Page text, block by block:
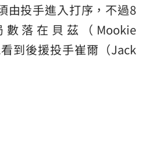
由投手進入打序，不過8
落在貝茲（Mookie
到後援投手崔爾（Jack